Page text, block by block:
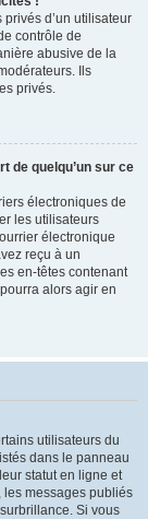
d’un utilisateur
contrôle de
abusive de la
Ils
privés.
de quelqu’un sur ce
électroniques de
les utilisateurs
électronique
reçu à un
en-têtes contenant
alors agir en
utilisateurs du
dans le panneau
statut en ligne et
les messages publiés
Si vous